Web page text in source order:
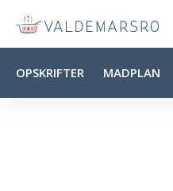
OPSKRIFTER MADPLAN